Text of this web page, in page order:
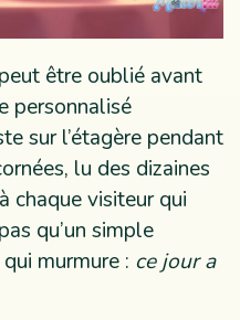
être oublié avant
personnalisé
sur l’étagère pendant
lu des dizaines
chaque visiteur qui
qu’un simple
murmure : ce jour a